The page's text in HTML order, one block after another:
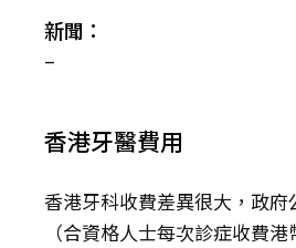
新聞：
–
香港牙醫費用
香港牙科收費差異很大，政
（合資格人士每次診症收費